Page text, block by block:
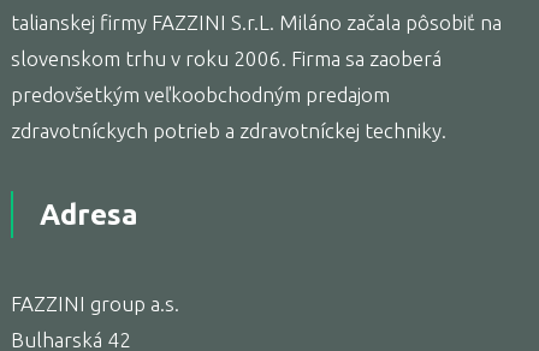
talianskej firmy FAZZINI S.r.L. Miláno začala pôsobiť na
slovenskom trhu v roku 2006. Firma sa zaoberá
predovšetkým veľkoobchodným predajom
zdravotníckych potrieb a zdravotníckej techniky.
Adresa
FAZZINI group a.s.
Bulharská 42